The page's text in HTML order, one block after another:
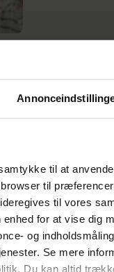
til at
til
til vores
for at vise dig
og
Se mere
Du kan altid
men jeg elsker